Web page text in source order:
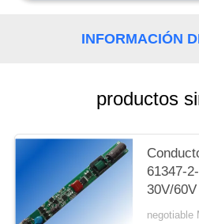
INFORMACIÓN
productos
61347-
30V/
negotiable